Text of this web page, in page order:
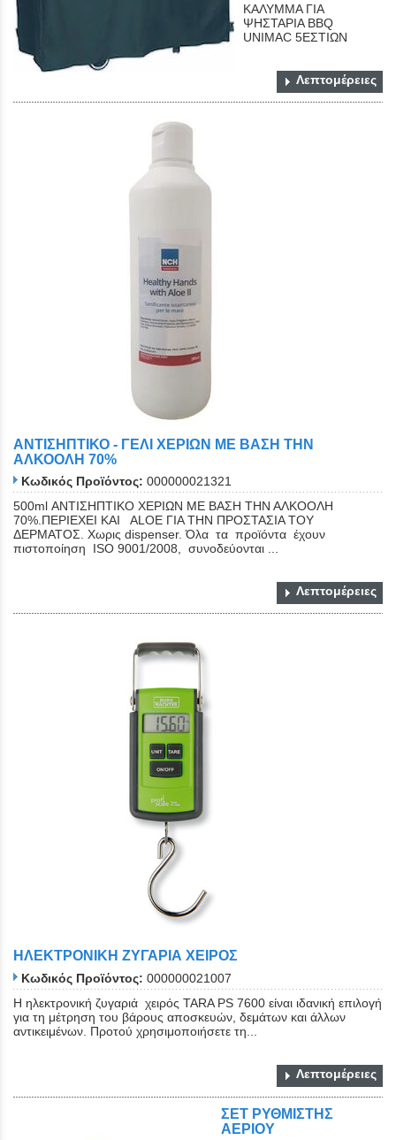
ΚΑΛΥΜΜΑ ΓΙΑ
ΨΗΣΤΑΡΙΑ BBQ
UNIMAC 5EΣΤΙΩΝ
Λεπτομέρειες
ΑΝΤΙΣΗΠΤΙΚΟ - ΓΕΛΙ ΧΕΡΙΩΝ ΜΕ ΒΑΣΗ ΤΗΝ
ΑΛΚΟΟΛΗ 70%
Κωδικός Προϊόντος: 000000021321
500ml ΑΝΤΙΣΗΠΤΙΚΟ ΧΕΡΙΩΝ ΜΕ ΒΑΣΗ ΤΗΝ ΑΛΚΟΟΛΗ
70%.ΠΕΡΙΕΧΕΙ ΚΑΙ ΑLΟΕ ΓΙΑ ΤΗΝ ΠΡΟΣΤΑΣΙΑ ΤΟΥ
ΔΕΡΜΑΤΟΣ. Χωρις dispenser. Όλα τα προϊόντα έχουν
πιστοποίηση ISO 9001/2008, συνοδεύονται ...
Λεπτομέρειες
ΗΛΕΚΤΡΟΝΙΚΗ ΖΥΓΑΡΙΑ ΧΕΙΡΟΣ
Κωδικός Προϊόντος: 000000021007
Η ηλεκτρονική ζυγαριά χειρός TARA PS 7600 είναι ιδανική επιλογή
για τη μέτρηση του βάρους αποσκευών, δεμάτων και άλλων
αντικειμένων. Προτού χρησιμοποιήσετε τη...
Λεπτομέρειες
ΣΕΤ ΡΥΘΜΙΣΤΗΣ
ΑΕΡΙΟΥ